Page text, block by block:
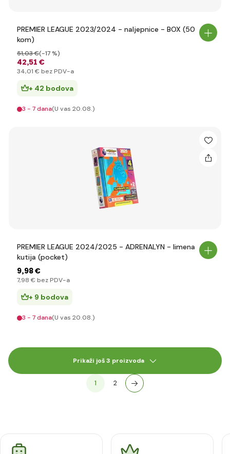
PREMIER LEAGUE 2023/2024 - naljepnice - BOX (50
kom)
42,51 €
51,03 €(-17 %)
34,01 € bez PDV-a
+ 42 bodova
3 - 7 dana(U vas 20.08.)
PREMIER LEAGUE 2024/2025 - ADRENALYN - limena
kutija (pocket)
9,98 €
7,98 € bez PDV-a
+ 9 bodova
3 - 7 dana(U vas 20.08.)
Prikaži još 3 proizvoda
1 2